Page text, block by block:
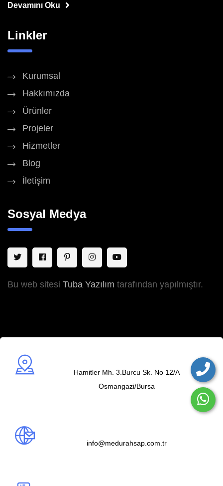
Devamını Oku
Linkler
Kurumsal
Hakkımızda
Ürünler
Projeler
Hizmetler
Blog
İletişim
Sosyal Medya
Bu web sitesi Tuba Yazılım tarafından yapılmıştır.
Hamitler Mh. 3.Burcu Sk. No 12/A
Osmangazi/Bursa
info@medurahsap.com.tr